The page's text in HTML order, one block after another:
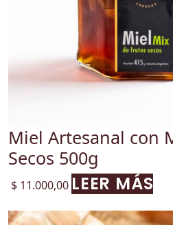
Miel Artesanal con
Secos 500g
$ 11.000,00 LEER MÁS